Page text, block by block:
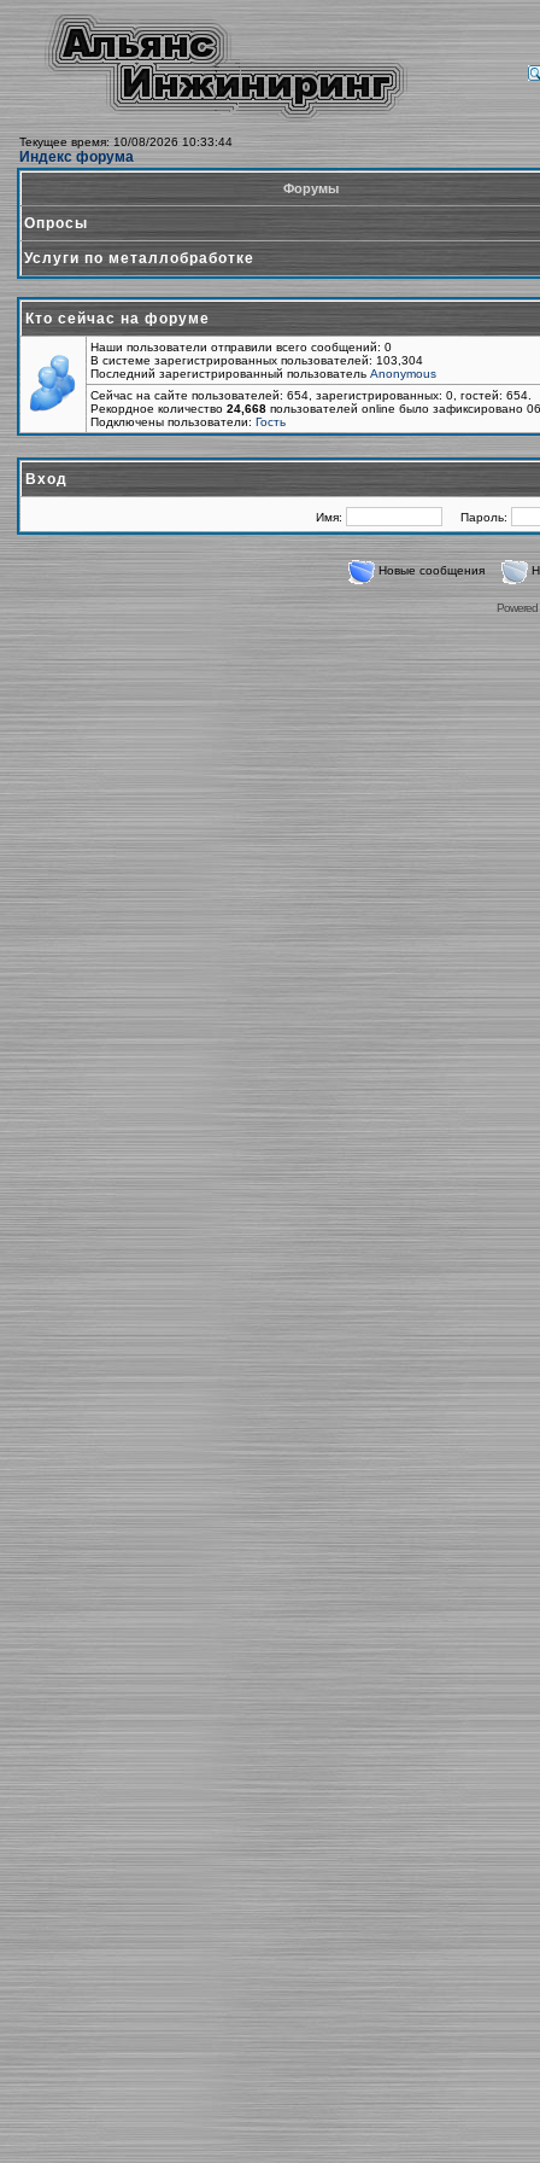
Текущее время: 10/08/2026 10:33:44
Индекс форума
Форумы
Опросы
Услуги по металлобработке
Кто сейчас на форуме
Наши пользователи отправили всего сообщений: 0
В системе зарегистрированных пользователей: 103,304
Последний зарегистрированный пользователь Anonymous
Сейчас на сайте пользователей: 654, зарегистрированных: 0, гостей:
Рекордное количество 24,668 пользователей online было зафиксировано
Подключены пользователи: Гость
Вход
Имя: Пароль:
Новые сообщения